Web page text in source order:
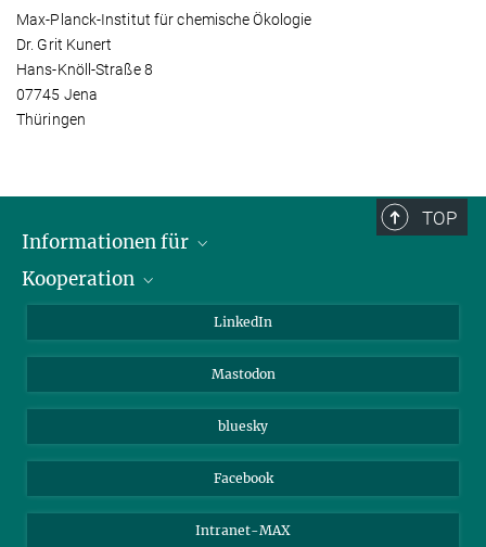
Max-Planck-Institut für chemische Ökologie
Dr. Grit Kunert
Hans-Knöll-Straße 8
07745 Jena
Thüringen
TOP
Informationen für
Journalisten
Kooperation
Beutenberg Campus e.V.
LinkedIn
Mastodon
bluesky
Facebook
Intranet-MAX